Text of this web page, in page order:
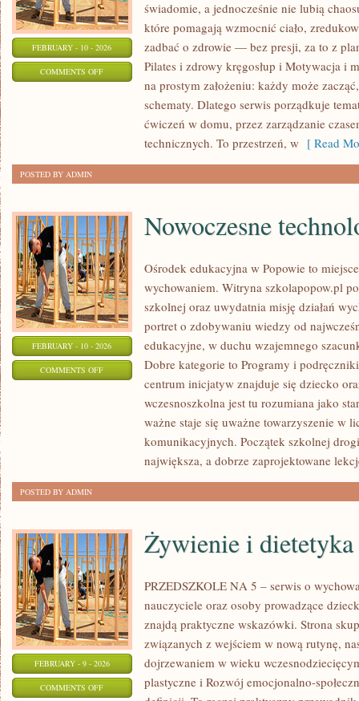
FEBRUARY - 10 - 2026
COMMENTS OFFON
świadomie, a jednocześnie nie lubią
które pomagają wzmocnić ciało,
zadbać o zdrowie — bez presji, za to z
Pilates i zdrowy kręgosłup i Motywacja i
na prostym założeniu: każdy może
schematy. Dlatego serwis porządkuje
ćwiczeń w domu, przez zarządzanie
technicznych. To przestrzeń, w [ Read
POSTED BY ADMIN
FEBRUARY - 10 - 2026
COMMENTS OFFON
NOWOCZESNE
TECHNOLOGIE
Nowoczesne
Ośrodek edukacyjna w Popowie to
wychowaniem. Witryna szkolapopow.pl
szkolnej oraz uwydatnia misję działań
portret o zdobywaniu wiedzy od
edukacyjne, w duchu wzajemnego
Dobre kategorie to Programy i
centrum inicjatyw znajduje się dziecko
wczesnoszkolna jest tu rozumiana jako
ważne staje się uważne towarzyszenie w
komunikacyjnych. Początek szkolnej
największa, a dobrze zaprojektowane
POSTED BY ADMIN
FEBRUARY - 9 - 2026
COMMENTS OFFON
Żywienie i dietetyka
PRZEDSZKOLE NA 5 – serwis o
nauczyciele oraz osoby prowadzące
znajdą praktyczne wskazówki. Strona
związanych z wejściem w nową rutynę,
dojrzewaniem w wieku
plastyczne i Rozwój emocjonalno-